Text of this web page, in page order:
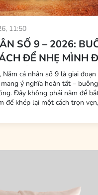
11:50
SỐ 9 – 2026:
ĐỂ NHẸ MÌNH
CUỐI
Năm cá nhân số 9 là giai
ý nghĩa hoàn tất –
Đây không phải năm để
để khép lại một cách trọn
Nếu bạn đang bước vào